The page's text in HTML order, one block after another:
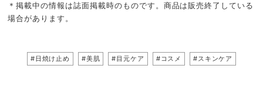
＊掲載中の情報は誌面掲載時のものです。商品は販売終了している
場合があります。
#日焼け止め #美肌 #目元ケア #コスメ #スキンケア